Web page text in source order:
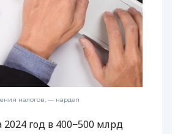
налогов, — нардеп
год в 400−500 млрд